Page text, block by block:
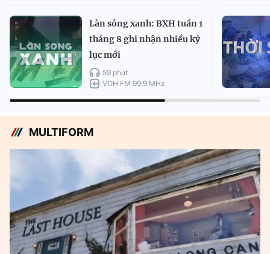
Làn sóng xanh: BXH tuần 1
tháng 8 ghi nhận nhiều kỷ
lục mới
59 phút
VOH FM 99.9 MHz
MULTIFORM